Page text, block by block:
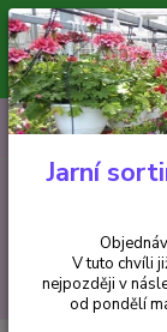
Minimální
V tuto chvíli již
nejpozději v
+420 602 223 614
Jarní
V tuto chvíli
nejpozději v
od pondělí